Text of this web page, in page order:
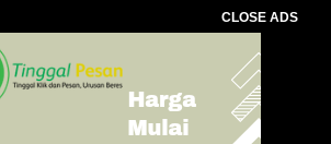
CLOSE ADS